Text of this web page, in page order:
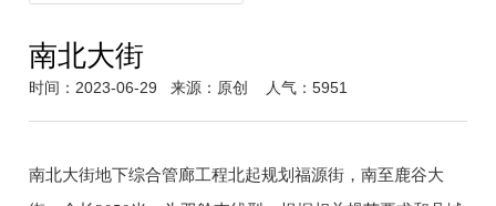
南北大街
时间：2023-06-29 来源：原创 人气：5951
南北大街地下综合管廊工程北起规划福源街，南至鹿谷大